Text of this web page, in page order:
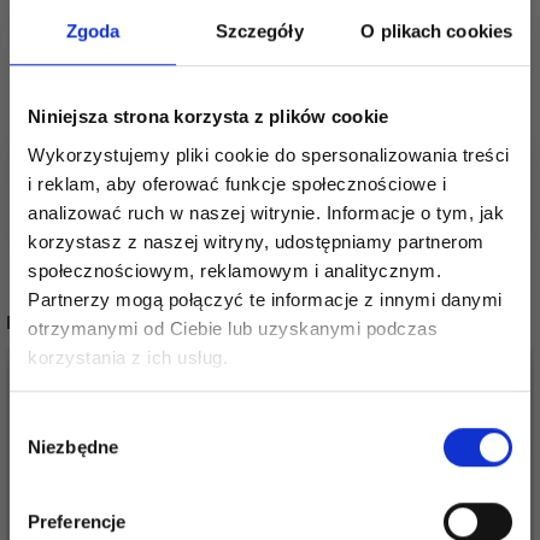
Zgoda Szczegóły O plikach cookies
Niniejsza strona korzysta z plików cookie
Wykorzystujemy pliki cookie do spersonalizowania treści
i reklam, aby oferować funkcje społecznościowe i
analizować ruch w naszej witrynie. Informacje o tym, jak
korzystasz z naszej witryny, udostępniamy partnerom
społecznościowym, reklamowym i analitycznym.
Partnerzy mogą połączyć te informacje z innymi danymi
otrzymanymi od Ciebie lub uzyskanymi podczas
korzystania z ich usług.
zgody
Niezbędne
Preferencje
Zobacz wszystkie druty i akcesoria ChiaoGoo
tutaj
Zobacz wszystkie wymienne druty okrągłe tutaj
Zobacz więcej zestawów drutów okrągłych tutaj
POPULARNE ALTERNATYWY
Oszczędź nawet do 50%
miłośników włóczek i uzyskaj wyłączny
dostęp do inspirujących wzorów na druty i